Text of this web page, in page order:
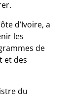
d’Ivoire, a
les
de
et des
du